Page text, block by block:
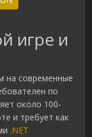
игре и
на современные
по
около 100-
и требует как
.NET